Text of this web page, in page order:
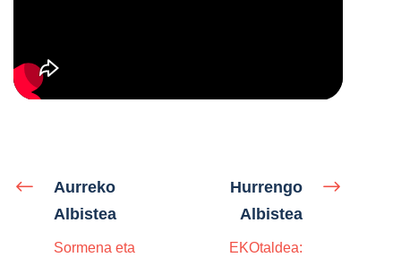
Aurreko
Albistea
Sormena eta
Hurrengo
Albistea
EKOtaldea: